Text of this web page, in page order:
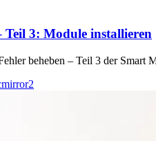
3: Module installieren
beheben – Teil 3 der